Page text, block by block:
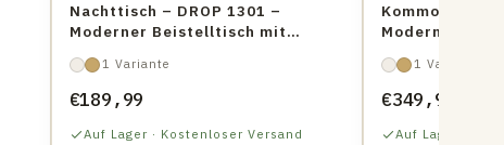
Nachttisch – DROP 1301 –
Moderner Beistelltisch mit
1 Variante
€189,99
Auf Lager · Kostenloser Versand
Kommode –
Moderne
1 Variante
€349,99
Auf Lager ·